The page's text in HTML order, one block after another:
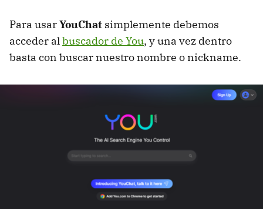
Para usarYouChat simplemente debemos
acceder albuscador de You, y una vez dentro
basta con buscar nuestro nombre o nickname.